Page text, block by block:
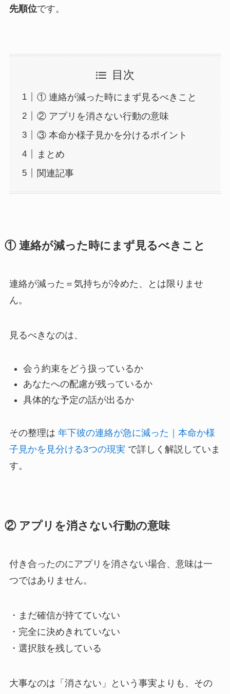
先順位です。
目次
① 連絡が減った時にまず見るべきこと
② アプリを消さない行動の意味
③ 本命か様子見かを分けるポイント
まとめ
関連記事
① 連絡が減った時にまず見るべきこと
連絡が減った＝気持ちが冷めた、とは限りませ
ん。
見るべきなのは、
会う約束をどう扱っているか
あなたへの配慮が残っているか
具体的な予定の話が出るか
その整理は 年下彼の連絡が急に減った｜本命か様
子見かを見分ける3つの現実 で詳しく解説していま
す。
② アプリを消さない行動の意味
付き合ったのにアプリを消さない場合、意味は一
つではありません。
・まだ確信が持てていない
・完全に決めきれていない
・選択肢を残している
大事なのは「消さない」という事実よりも、その